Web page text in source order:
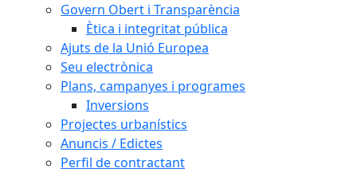
Govern Obert i Transparència
Ètica i integritat pública
Ajuts de la Unió Europea
Seu electrònica
Plans, campanyes i programes
Inversions
Projectes urbanístics
Anuncis / Edictes
Perfil de contractant